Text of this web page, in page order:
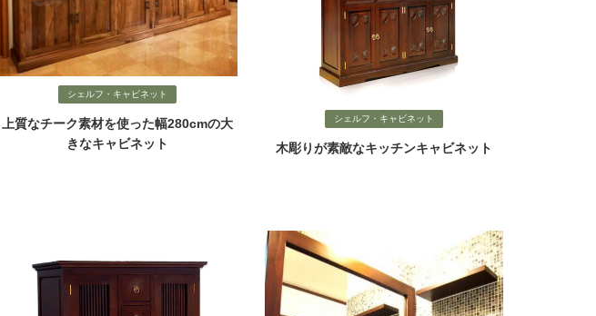
シェルフ・キャビネット
上質なチーク素材を使った幅280cmの大
きなキャビネット
シェルフ・キャビネット
木彫りが素敵なキッチンキャビネット